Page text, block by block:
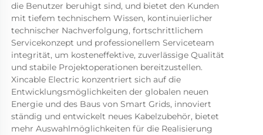
die Benutzer beruhigt sind, und bietet den Kunden
mit tiefem technischem Wissen, kontinuierlicher
technischer Nachverfolgung, fortschrittlichem
Servicekonzept und professionellem Serviceteam
integrität, um kosteneffektive, zuverlässige Qualität
und stabile Projektoperationen bereitzustellen.
Xincable Electric konzentriert sich auf die
Entwicklungsmöglichkeiten der globalen neuen
Energie und des Baus von Smart Grids, innoviert
ständig und entwickelt neues Kabelzubehör, bietet
mehr Auswahlmöglichkeiten für die Realisierung